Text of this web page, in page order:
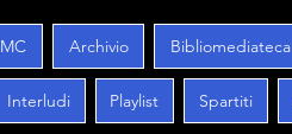
Archivio Bibliomediateca
Interludi Playlist Spartiti